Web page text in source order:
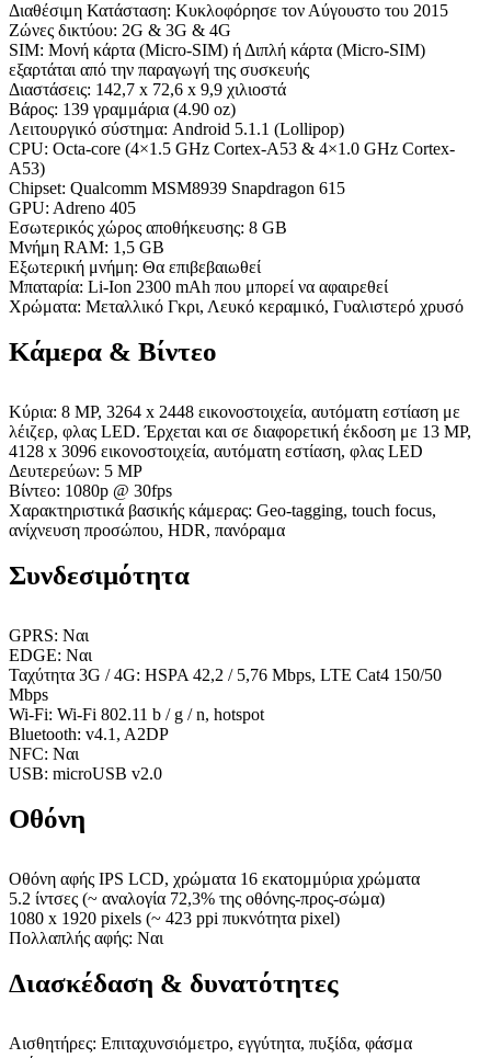
Διαθέσιμη Κατάσταση: Κυκλοφόρησε τον Αύγουστο του 2015
Ζώνες δικτύου: 2G & 3G & 4G
SIM: Μονή κάρτα (Micro-SIM) ή Διπλή κάρτα (Micro-SIM)
εξαρτάται από την παραγωγή της συσκευής
Διαστάσεις: 142,7 x 72,6 x 9,9 χιλιοστά
Βάρος: 139 γραμμάρια (4.90 oz)
Λειτουργικό σύστημα: Android 5.1.1 (Lollipop)
CPU: Octa-core (4×1.5 GHz Cortex-A53 & 4×1.0 GHz Cortex-
A53)
Chipset: Qualcomm MSM8939 Snapdragon 615
GPU: Adreno 405
Εσωτερικός χώρος αποθήκευσης: 8 GB
Μνήμη RAM: 1,5 GB
Εξωτερική μνήμη: Θα επιβεβαιωθεί
Μπαταρία: Li-Ion 2300 mAh που μπορεί να αφαιρεθεί
Χρώματα: Μεταλλικό Γκρι, Λευκό κεραμικό, Γυαλιστερό χρυσό
Κάμερα & Βίντεο
Κύρια: 8 MP, 3264 x 2448 εικονοστοιχεία, αυτόματη εστίαση με
λέιζερ, φλας LED. Έρχεται και σε διαφορετική έκδοση με 13 MP,
4128 x 3096 εικονοστοιχεία, αυτόματη εστίαση, φλας LED
Δευτερεύων: 5 MP
Βίντεο: 1080p @ 30fps
Χαρακτηριστικά βασικής κάμερας: Geo-tagging, touch focus,
ανίχνευση προσώπου, HDR, πανόραμα
Συνδεσιμότητα
GPRS: Ναι
EDGE: Ναι
Ταχύτητα 3G / 4G: HSPA 42,2 / 5,76 Mbps, LTE Cat4 150/50
Mbps
Wi-Fi: Wi-Fi 802.11 b / g / n, hotspot
Bluetooth: v4.1, A2DP
NFC: Ναι
USB: microUSB v2.0
Οθόνη
Οθόνη αφής IPS LCD, χρώματα 16 εκατομμύρια χρώματα
5.2 ίντσες (~ αναλογία 72,3% της οθόνης-προς-σώμα)
1080 x 1920 pixels (~ 423 ppi πυκνότητα pixel)
Πολλαπλής αφής: Ναι
Διασκέδαση & δυνατότητες
Αισθητήρες: Επιταχυνσιόμετρο, εγγύτητα, πυξίδα, φάσμα